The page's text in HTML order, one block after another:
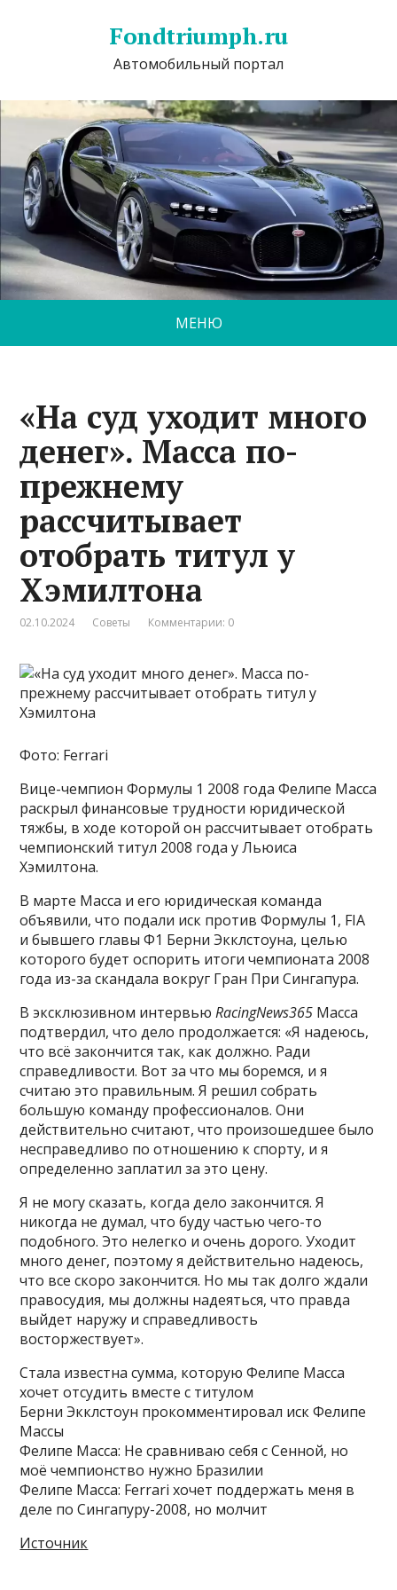
Fondtriumph.ru
Автомобильный портал
МЕНЮ
«На суд уходит много
денег». Масса по-
прежнему
рассчитывает
отобрать титул у
Хэмилтона
02.10.2024 Советы Комментарии: 0
Фото: Ferrari
Вице-чемпион Формулы 1 2008 года Фелипе Масса
раскрыл финансовые трудности юридической
тяжбы, в ходе которой он рассчитывает отобрать
чемпионский титул 2008 года у Льюиса
Хэмилтона.
В марте Масса и его юридическая команда
объявили, что подали иск против Формулы 1, FIA
и бывшего главы Ф1 Берни Экклстоуна, целью
которого будет оспорить итоги чемпионата 2008
года из-за скандала вокруг Гран При Сингапура.
В эксклюзивном интервьюRacingNews365 Масса
подтвердил, что дело продолжается: «Я надеюсь,
что всё закончится так, как должно. Ради
справедливости. Вот за что мы боремся, и я
считаю это правильным. Я решил собрать
большую команду профессионалов. Они
действительно считают, что произошедшее было
несправедливо по отношению к спорту, и я
определенно заплатил за это цену.
Я не могу сказать, когда дело закончится. Я
никогда не думал, что буду частью чего-то
подобного. Это нелегко и очень дорого. Уходит
много денег, поэтому я действительно надеюсь,
что все скоро закончится. Но мы так долго ждали
правосудия, мы должны надеяться, что правда
выйдет наружу и справедливость
восторжествует».
Стала известна сумма, которую Фелипе Масса
хочет отсудить вместе с титулом
Берни Экклстоун прокомментировал иск Фелипе
Массы
Фелипе Масса: Не сравниваю себя с Сенной, но
моё чемпионство нужно Бразилии
Фелипе Масса: Ferrari хочет поддержать меня в
деле по Сингапуру-2008, но молчит
Источник